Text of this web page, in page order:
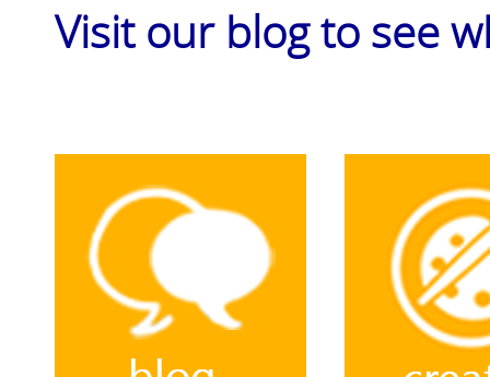
Visit our blog to see